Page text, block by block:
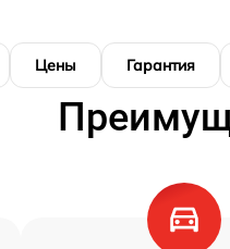
Цены Гарантия